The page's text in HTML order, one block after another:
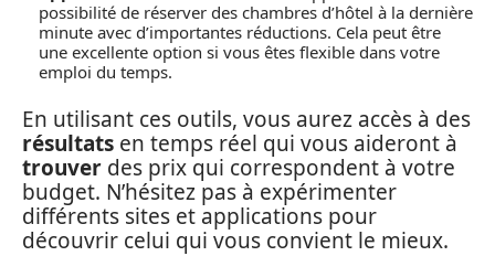
possibilité de réserver des chambres d’hôtel à la dernière
minute avec d’importantes réductions. Cela peut être
une excellente option si vous êtes flexible dans votre
emploi du temps.
En utilisant ces outils, vous aurez accès à des
résultats en temps réel qui vous aideront à
trouver des prix qui correspondent à votre
budget. N’hésitez pas à expérimenter
différents sites et applications pour
découvrir celui qui vous convient le mieux.